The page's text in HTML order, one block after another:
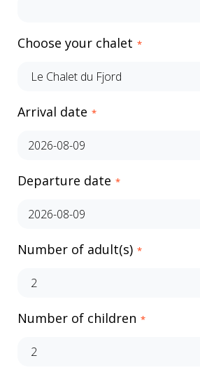
Choose your chalet *
Arrival date *
Departure date *
Number of adult(s) *
Number of children *